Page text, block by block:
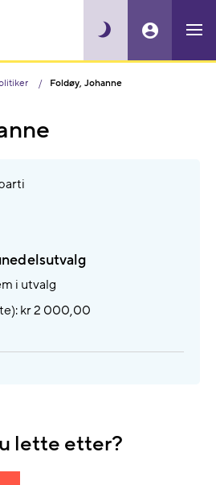
Foldøy, Johanne
i utvalg
kr 2 000,00
lette etter?